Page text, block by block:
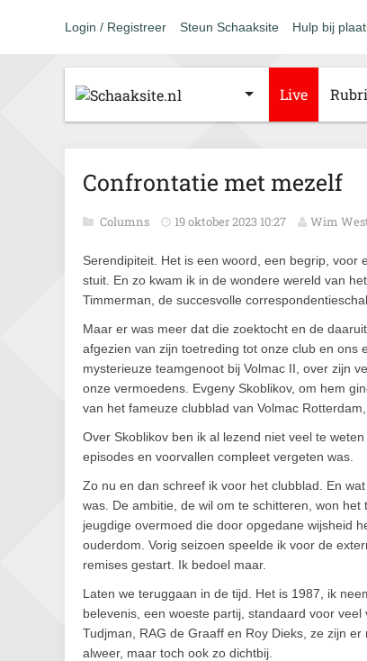
Login / Registreer Steun Schaaksite Hulp bij
Live
Confrontatie met mezelf
Columns 19 oktober 2023 10:27 Wim
Serendipiteit. Het is een woord, een begrip,
stuit. En zo kwam ik in de wondere wereld van
Timmerman, de succesvolle
Maar er was meer dat die zoektocht en de
afgezien van zijn toetreding tot onze club en
mysterieuze teamgenoot bij Volmac II, over zijn
onze vermoedens. Evgeny Skoblikov, om hem
van het fameuze clubblad van Volmac Rotterdam,
Over Skoblikov ben ik al lezend niet veel te
episodes en voorvallen compleet vergeten was.
Zo nu en dan schreef ik voor het clubblad. En
was. De ambitie, de wil om te schitteren, won
jeugdige overmoed die door opgedane wijsheid
ouderdom. Vorig seizoen speelde ik voor de
remises gestart. Ik bedoel maar.
Laten we teruggaan in de tijd. Het is 1987, ik
belevenis, een woeste partij, standaard voor
Tudjman, RAG de Graaff en Roy Dieks, ze zijn
alweer, maar toch ook zo dichtbij.